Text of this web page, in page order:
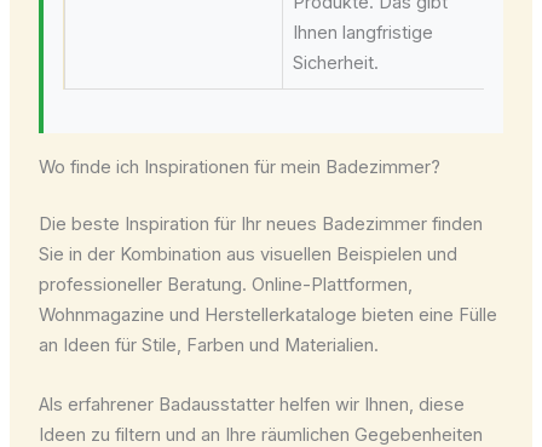
Ihnen langfristige
Sicherheit.
Wo finde ich Inspirationen für mein Badezimmer?
Die beste Inspiration für Ihr neues Badezimmer finden
Sie in der Kombination aus visuellen Beispielen und
professioneller Beratung. Online-Plattformen,
Wohnmagazine und Herstellerkataloge bieten eine Fülle
an Ideen für Stile, Farben und Materialien.
Als erfahrener Badausstatter helfen wir Ihnen, diese
Ideen zu filtern und an Ihre räumlichen Gegebenheiten